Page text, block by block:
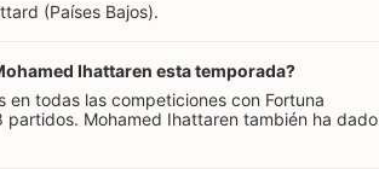
(Países Bajos).
Ihattaren esta temporada?
todas las competiciones con Fortuna
Mohamed Ihattaren también ha dado